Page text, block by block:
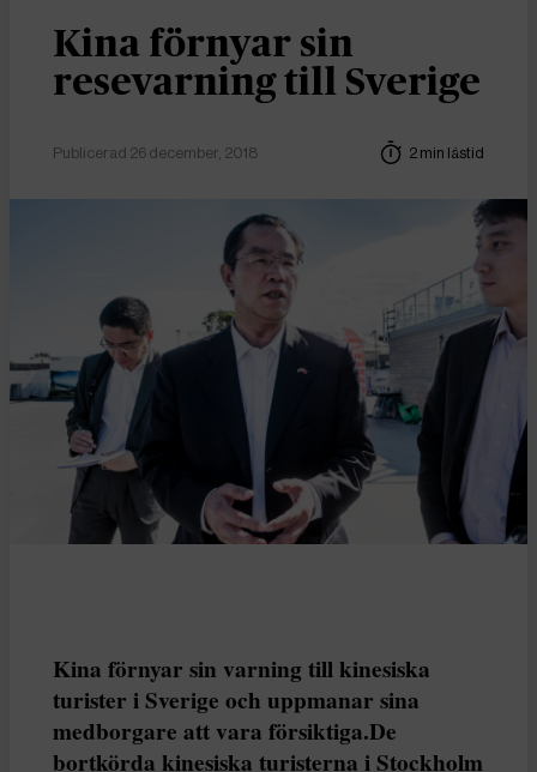
Kina förnyar sin
resevarning till Sverige
Publicerad 26 december, 2018 2 min lästid
Kina förnyar sin varning till kinesiska
turister i Sverige och uppmanar sina
medborgare att vara försiktiga.De
bortkörda kinesiska turisterna i Stockholm